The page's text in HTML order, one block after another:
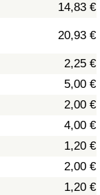
14,83 €
20,93 €
2,25 €
5,00 €
2,00 €
4,00 €
1,20 €
2,00 €
1,20 €